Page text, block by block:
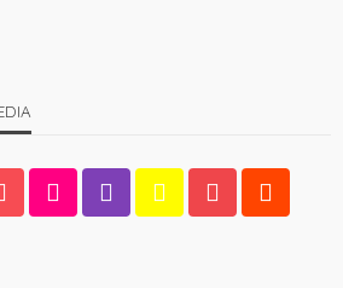
tool voor mannen met